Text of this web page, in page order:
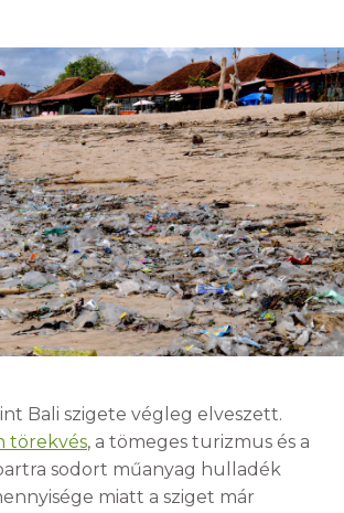
Bali szigete végleg elveszett.
törekvés, a tömeges turizmus és a
sodort műanyag hulladék
miatt a sziget már